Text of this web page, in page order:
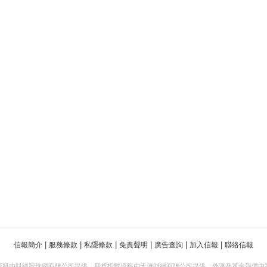
信報簡介 服務條款 私隱條款 免責聲明 廣告查詢 加入信報 聯絡信報